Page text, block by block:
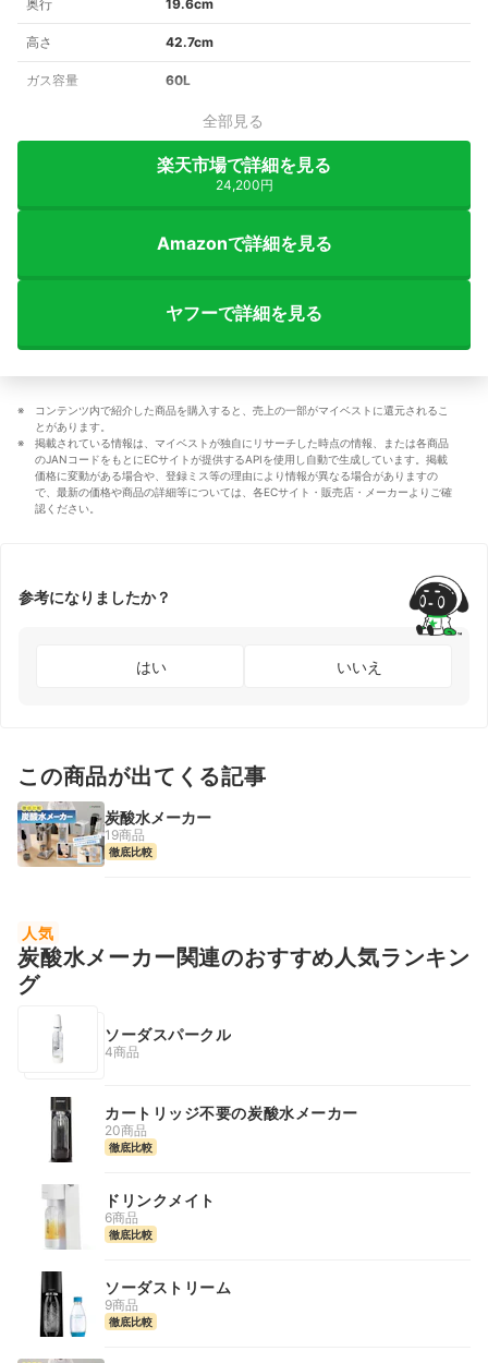
奥行 19.6cm
高さ 42.7cm
ガス容量 60L
全部見る
楽天市場で詳細を見る
24,200円
Amazonで詳細を見る
ヤフーで詳細を見る
コンテンツ内で紹介した商品を購入すると、売上の一部がマイベストに還元されるこ
とがあります。
掲載されている情報は、マイベストが独自にリサーチした時点の情報、または各商品
のJANコードをもとにECサイトが提供するAPIを使用し自動で生成しています。掲載
価格に変動がある場合や、登録ミス等の理由により情報が異なる場合がありますの
で、最新の価格や商品の詳細等については、各ECサイト・販売店・メーカーよりご確
認ください。
参考になりましたか？
はい いいえ
この商品が出てくる記事
炭酸水メーカー
19商品
徹底比較
人気
炭酸水メーカー関連のおすすめ人気ランキン
グ
ソーダスパークル
4商品
カートリッジ不要の炭酸水メーカー
20商品
徹底比較
ドリンクメイト
6商品
徹底比較
ソーダストリーム
9商品
徹底比較